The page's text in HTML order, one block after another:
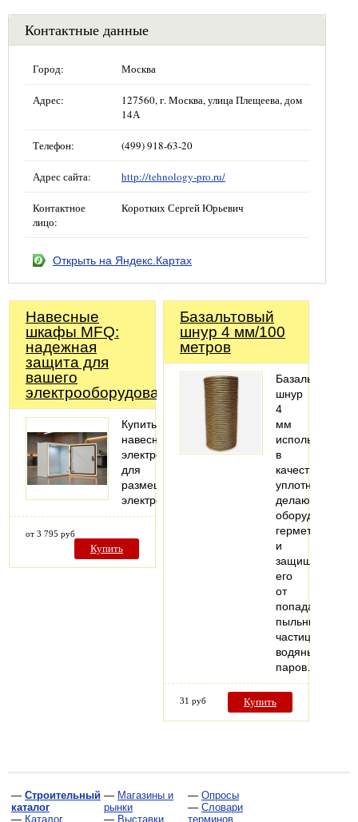
Контактные данные
Город: Москва
Адрес:
127560, г. Москва, улица Плещеева, дом
14А
Телефон: (499) 918-63-20
Адрес сайта: http://tehnology-pro.ru/
Контактное
лицо:
Коротких Сергей Юрьевич
Открыть на Яндекс.Картах
Навесные
шкафы MFQ:
надежная
защита для
вашего
электрооборудования
Купить
навесной
электрошкаф
для
размещения
электрооборудования
от 3 795 руб
Купить
Базальтовый
шнур 4 мм/100
метров
Базальтовый
шнур
4
мм
используется
в
качестве
уплотнителя,
делающий
оборудование
герметичным
и
защищающий
его
от
попадания
пыльных
частиц,
водяных
паров…
31 руб Купить
— Строительный
каталог
— Каталог
— Магазины и
рынки
— Выставки
— Опросы
— Словари
терминов